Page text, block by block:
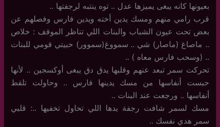
بعيونها كانه يبغى يميزها عدل .. توه ينتبه لرجفتها ..
قرب رامي منهم ومسك يدين أخته ويدين فارس وفصلهم عن
بعض تحت عيون الشباب والبنات اللي تناظر الموقف : خلاص
.. ماصاغ (ماصار) شي .. سمووغ(سموور) حبيتي قومي للبنات
.. (وسحب فارس معاه ) ..
تحركت سمر تبعد عنهم وقلبها يدق دق يبغى أوكسجين .. لأنها
حبست أنفاسها من مسك يدينها فارس .. وحاولت تلقط
أنفاسها .. ورجعت عند البنات ..
مسك لسمر شافت رجفة يدها اللي تحاول تخفيها ..: قلبي
سمر هدي نفسك ..